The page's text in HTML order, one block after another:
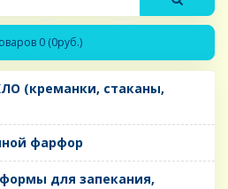
0 (0руб.)
(креманки, стаканы,
фарфор
для запекания,